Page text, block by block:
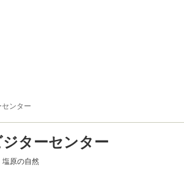
センター
ターセンター
塩原の自然